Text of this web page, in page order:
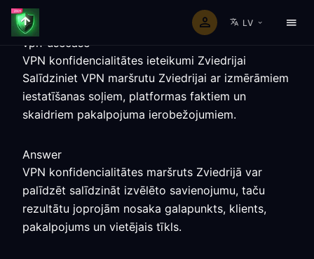
LV
vpn-usecase
VPN konfidencialitātes ieteikumi Zviedrijai
Salīdziniet VPN maršrutu Zviedrijai ar izmērāmiem
iestatīšanas soļiem, platformas faktiem un
skaidriem pakalpojuma ierobežojumiem.
Answer
VPN konfidencialitātes maršruts Zviedrijā var
palīdzēt salīdzināt izvēlēto savienojumu, taču
rezultātu joprojām nosaka galapunkts, klients,
pakalpojums un vietējais tīkls.